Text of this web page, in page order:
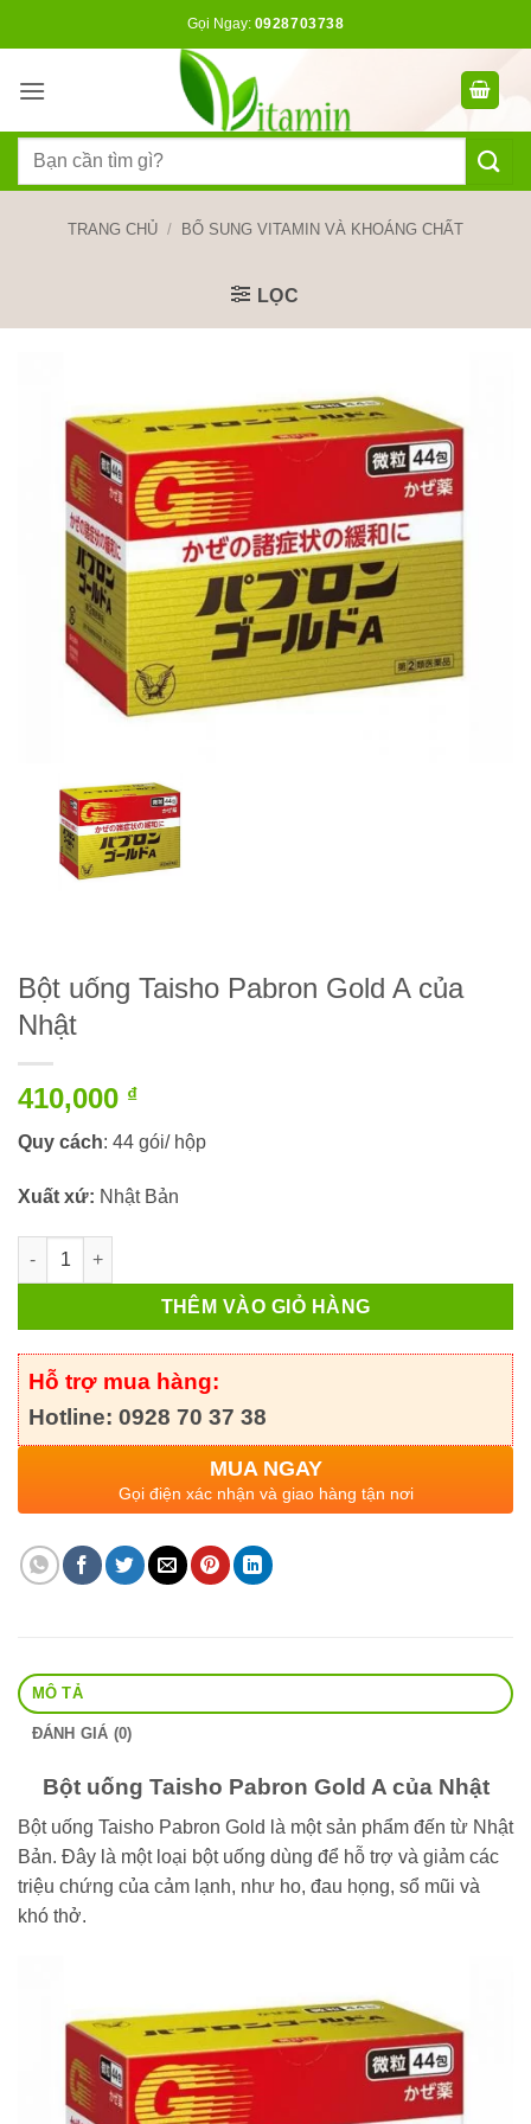
dung
Gọi Ngay: 0928703738
Tìm
TRANG CHỦ / BỔ SUNG VITAMIN VÀ KHOÁNG CHẤT
LỌC
Bột uống Taisho Pabron Gold A của
Nhật
410,000 ₫
Quy cách: 44 gói/ hộp
Xuất xứ: Nhật Bản
Bột uống Taisho Pabron Gold A của Nhật số lượng
THÊM VÀO GIỎ HÀNG
Hỗ trợ mua hàng:
Hotline: 0928 70 37 38
MUA NGAY
Gọi điện xác nhận và giao hàng tận nơi
MÔ TẢ
ĐÁNH GIÁ (0)
Bột uống Taisho Pabron Gold A của Nhật
Bột uống Taisho Pabron Gold là một sản phẩm đến từ Nhật
Bản. Đây là một loại bột uống dùng để hỗ trợ và giảm các
triệu chứng của cảm lạnh, như ho, đau họng, sổ mũi và
khó thở.